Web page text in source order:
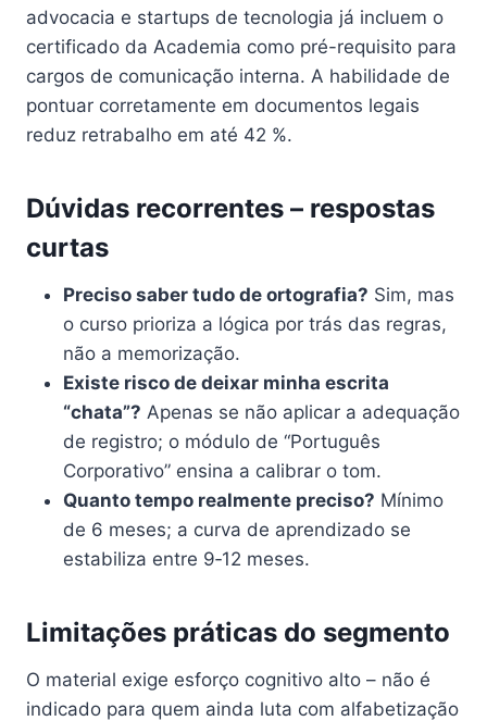
advocacia e startups de tecnologia já incluem o
certificado da Academia como pré-requisito para
cargos de comunicação interna. A habilidade de
pontuar corretamente em documentos legais
reduz retrabalho em até 42 %.
Dúvidas recorrentes – respostas
curtas
Preciso saber tudo de ortografia? Sim, mas
o curso prioriza a lógica por trás das regras,
não a memorização.
Existe risco de deixar minha escrita
“chata”? Apenas se não aplicar a adequação
de registro; o módulo de “Português
Corporativo” ensina a calibrar o tom.
Quanto tempo realmente preciso? Mínimo
de 6 meses; a curva de aprendizado se
estabiliza entre 9‑12 meses.
Limitações práticas do segmento
O material exige esforço cognitivo alto – não é
indicado para quem ainda luta com alfabetização